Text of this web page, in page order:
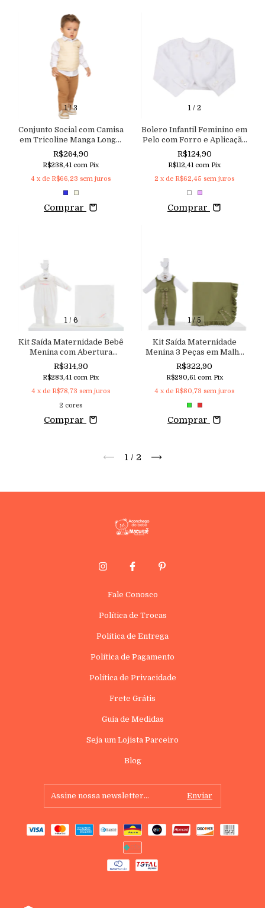
1/3
Conjunto Social com Camisa
em Tricoline Manga Longa,
com Pulôver e Calça em
Sarja com Elastano
R$264,90
R$238,41 com Pix
4 x de R$66,23 sem juros
Comprar
1/ 2
Bolero Infantil Feminino em
Pelo com Forro e Aplicação
de Laço Aconchego
R$124,90
R$112,41 com Pix
2 x de R$62,45 sem juros
Comprar
1/ 6
Kit Saída Maternidade Bebê
Menina com Abertura
Lateral Aconchego
R$314,90
R$283,41 com Pix
4 x de R$78,73 sem juros
2 cores
Comprar
1/5
Kit Saída Maternidade
Menina 3 Peças em Malha
100% Algodão Bordada
Aconchego
R$322,90
R$290,61 com Pix
4 x de R$80,73 sem juros
Comprar
1 / 2
Fale Conosco
Política de Trocas
Política de Entrega
Política de Pagamento
Política de Privacidade
Frete Grátis
Guia de Medidas
Seja um Lojista Parceiro
Blog